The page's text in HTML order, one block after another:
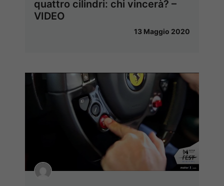
quattro cilindri: chi vincerà? –
VIDEO
13 Maggio 2020